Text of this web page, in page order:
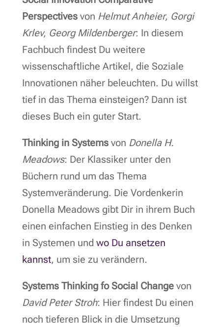
Perspectivesvon Helmut Anheier, Gorgi
Krlev, Georg Mildenberger: In diesem
Fachbuch findest Du weitere
wissenschaftliche Artikel, die Soziale
Innovationen näher beleuchten. Du willst
tief in das Thema einsteigen? Dann ist
dieses Buch ein guter Start.
Thinking in Systemsvon Donella H.
Meadows: Der Klassiker unter den
Büchern rund um das Thema
Systemveränderung. Die Vordenkerin
Donella Meadows gibt Dir in ihrem Buch
einen einfachen Einstieg in des Denken
in Systemen und wo Du ansetzen
kannst, um sie zu verändern.
Systems Thinking fo Social Changevon
David Peter Stroh: Hier findest Du einen
noch tieferen Blick in die Umsetzung